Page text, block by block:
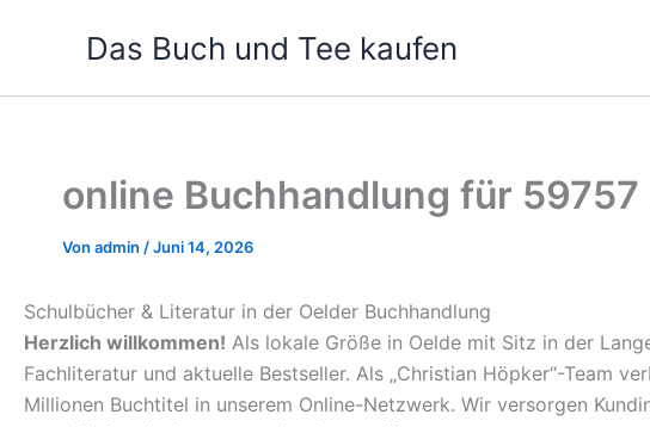
Das Buch und Tee kaufen
online Buchhandlung für
Von admin /Juni 14, 2026
Schulbücher & Literatur in der Oelder Buchhandlung
Herzlich willkommen! Als lokale Größe in Oelde mit Sitz in der
Fachliteratur und aktuelle Bestseller. Als „Christian Höpker“-Team
Millionen Buchtitel in unserem Online-Netzwerk. Wir versorgen